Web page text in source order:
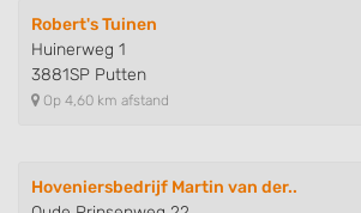
Robert's Tuinen
Huinerweg 1
3881SP Putten
Op 4,60 km afstand
Hoveniersbedrijf Martin van der..